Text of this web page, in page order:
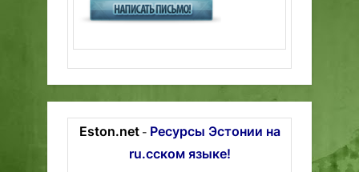
Eston.net- Ресурсы Эстонии на
ru.сском языке!